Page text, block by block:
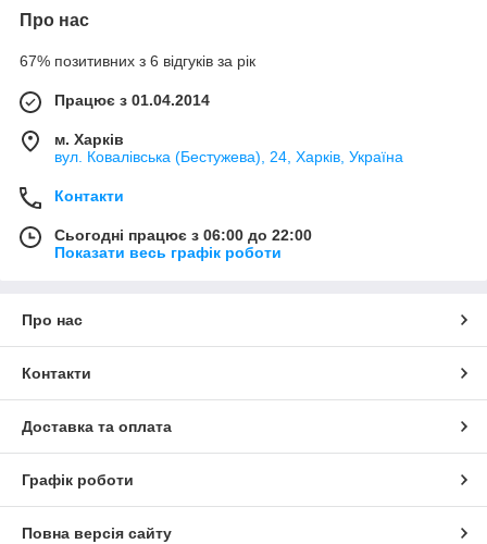
Про нас
67% позитивних з 6 відгуків за рік
Працює з 01.04.2014
м. Харків
вул. Ковалівська (Бестужева), 24, Харків, Україна
Контакти
Сьогодні працює з 06:00 до 22:00
Показати весь графік роботи
Про нас
Контакти
Доставка та оплата
Графік роботи
Повна версія сайту